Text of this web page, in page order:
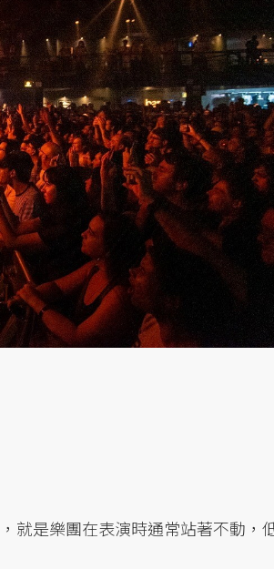
就是樂團在表演時通常站著不動，